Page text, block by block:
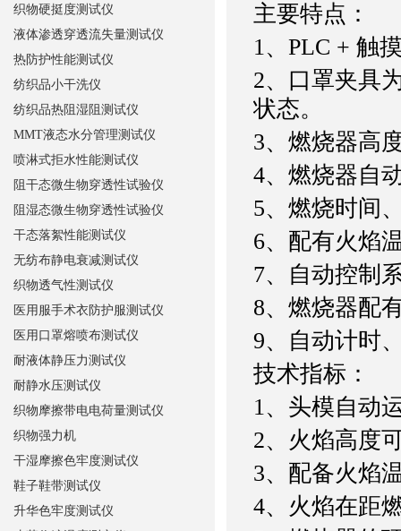
主要特点：
1、PLC + 触
2、口罩夹具
状态。
3、燃烧器高
4、燃烧器自
5、燃烧时间
6、配有火焰
7、自动控制
8、燃烧器配
9、自动计时
技术指标：
1、头模自动
2、火焰高度
3、配备火焰
4、火焰在距
织物硬挺度测试仪
液体渗透穿透流失量测试仪
热防护性能测试仪
纺织品小干洗仪
纺织品热阻湿阻测试仪
MMT液态水分管理测试仪
喷淋式拒水性能测试仪
阻干态微生物穿透性试验仪
阻湿态微生物穿透性试验仪
干态落絮性能测试仪
无纺布静电衰减测试仪
织物透气性测试仪
医用服手术衣防护服测试仪
医用口罩熔喷布测试仪
耐液体静压力测试仪
耐静水压测试仪
织物摩擦带电电荷量测试仪
织物强力机
干湿摩擦色牢度测试仪
鞋子鞋带测试仪
升华色牢度测试仪